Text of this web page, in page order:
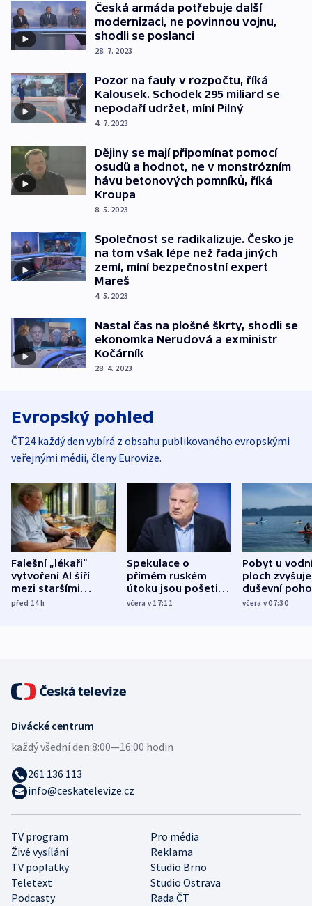
Česká armáda potřebuje další
modernizaci, ne povinnou vojnu,
shodli se poslanci
28. 7. 2023
Pozor na fauly v rozpočtu, říká
Kalousek. Schodek 295 miliard se
nepodaří udržet, míní Pilný
4. 7. 2023
Dějiny se mají připomínat pomocí
osudů a hodnot, ne v monstrózním
hávu betonových pomníků, říká
Kroupa
8. 5. 2023
Společnost se radikalizuje. Česko je
na tom však lépe než řada jiných
zemí, míní bezpečnostní expert
Mareš
4. 5. 2023
Nastal čas na plošné škrty, shodli se
ekonomka Nerudová a exministr
Kočárník
28. 4. 2023
Evropský pohled
ČT24 každý den vybírá z obsahu publikovaného evropskými
veřejnými médii, členy Eurovize.
Falešní „lékaři“
vytvoření AI šíří
mezi staršími
Poláky nebezpečné
před 14h
Spekulace o
přímém ruském
útoku jsou pošetilé,
míní estonský
včera v 17:11
Pobyt u
ploch zvyšuje
duševní
ukázala
včera v 07:30
TV program
Pro média
Živé vysílání
Reklama
TV poplatky
Studio Brno
Teletext
Studio Ostrava
Podcasty
Rada ČT
Divácké centrum
každý všední den:8:00—16:00 hodin
261 136 113
info@ceskatelevize.cz